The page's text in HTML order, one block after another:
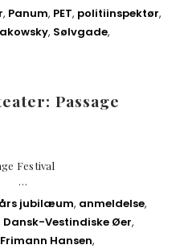
, Panum, PET, politiinspektør,
, Sølvgade,
Passage
Festival
…
jubilæum, anmeldelse,
Dansk-Vestindiske Øer,
Hansen,